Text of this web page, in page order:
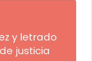
y letrado
justicia